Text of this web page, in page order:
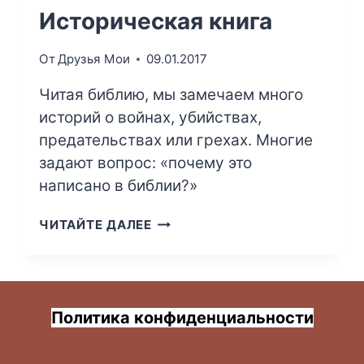
Историческая книга
ОтДрузья Мои 09.01.2017
Читая библию, мы замечаем много
историй о войнах, убийствах,
предательствах или грехах. Многие
задают вопрос: «почему это
написано в библии?»
ЧИТАЙТЕ ДАЛЕЕИСТОРИЧЕСКАЯ
Политика конфиденциальности